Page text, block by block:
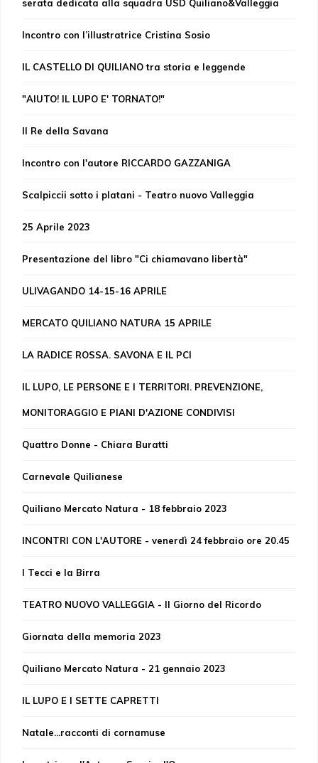
serata dedicata alla squadra USD Quiliano&Valleggia
Incontro con l’illustratrice Cristina Sosio
IL CASTELLO DI QUILIANO tra storia e leggende
"AIUTO! IL LUPO E' TORNATO!"
Il Re della Savana
Incontro con l'autore RICCARDO GAZZANIGA
Scalpiccii sotto i platani - Teatro nuovo Valleggia
25 Aprile 2023
Presentazione del libro "Ci chiamavano libertà"
ULIVAGANDO 14-15-16 APRILE
MERCATO QUILIANO NATURA 15 APRILE
LA RADICE ROSSA. SAVONA E IL PCI
IL LUPO, LE PERSONE E I TERRITORI. PREVENZIONE,
MONITORAGGIO E PIANI D'AZIONE CONDIVISI
Quattro Donne - Chiara Buratti
Carnevale Quilianese
Quiliano Mercato Natura - 18 febbraio 2023
INCONTRI CON L'AUTORE - venerdì 24 febbraio ore 20.45
I Tecci e la Birra
TEATRO NUOVO VALLEGGIA - Il Giorno del Ricordo
Giornata della memoria 2023
Quiliano Mercato Natura - 21 gennaio 2023
IL LUPO E I SETTE CAPRETTI
Natale...racconti di cornamuse